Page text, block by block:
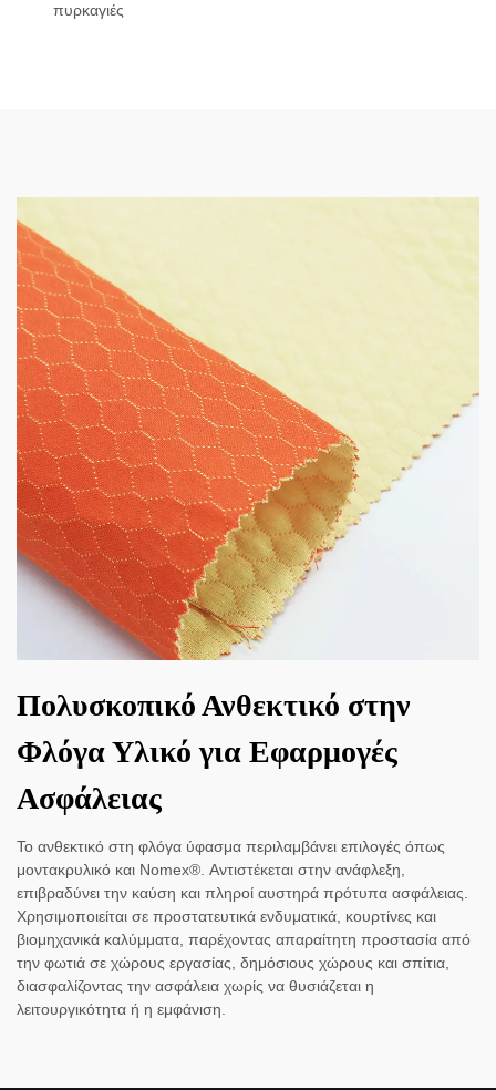
πυρκαγιές
Πολυσκοπικό Ανθεκτικό στην
Φλόγα Υλικό για Εφαρμογές
Ασφάλειας
Το ανθεκτικό στη φλόγα ύφασμα περιλαμβάνει επιλογές όπως
μοντακρυλικό και Nomex®. Αντιστέκεται στην ανάφλεξη,
επιβραδύνει την καύση και πληροί αυστηρά πρότυπα ασφάλειας.
Χρησιμοποιείται σε προστατευτικά ενδυματικά, κουρτίνες και
βιομηχανικά καλύμματα, παρέχοντας απαραίτητη προστασία από
την φωτιά σε χώρους εργασίας, δημόσιους χώρους και σπίτια,
διασφαλίζοντας την ασφάλεια χωρίς να θυσιάζεται η
λειτουργικότητα ή η εμφάνιση.